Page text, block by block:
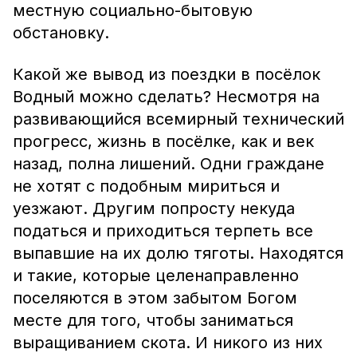
местную социально-бытовую
обстановку.
Какой же вывод из поездки в посёлок
Водный можно сделать? Несмотря на
развивающийся всемирный технический
прогресс, жизнь в посёлке, как и век
назад, полна лишений. Одни граждане
не хотят с подобным мириться и
уезжают. Другим попросту некуда
податься и приходиться терпеть все
выпавшие на их долю тяготы. Находятся
и такие, которые целенаправленно
поселяются в этом забытом Богом
месте для того, чтобы заниматься
выращиванием скота. И никого из них